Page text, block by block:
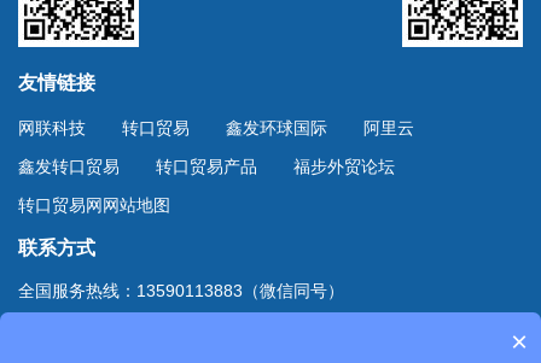
友情链接
网联科技 转口贸易 鑫发环球国际
阿里云
鑫发转口贸易
转口贸易产品
福步外贸论坛
转口贸易网网站地图
联系方式
全国服务热线：13590113883（微信同号）
×